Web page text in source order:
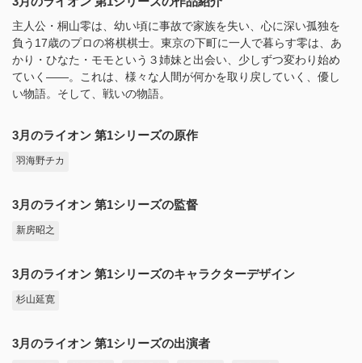
主人公・桐山零は、幼い頃に事故で家族を失い、心に深い孤独を
負う17歳のプロの将棋棋士。東京の下町に一人で暮らす零は、あ
かり・ひなた・モモという３姉妹と出会い、少しずつ変わり始め
ていく――。これは、様々な人間が何かを取り戻していく、優し
い物語。そして、戦いの物語。
3月のライオン 第1シリーズの原作
羽海野チカ
3月のライオン 第1シリーズの監督
新房昭之
3月のライオン 第1シリーズのキャラクターデザイン
杉山延寛
3月のライオン 第1シリーズの出演者